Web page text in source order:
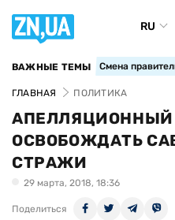
RU
ВАЖНЫЕ ТЕМЫ Смена
ГЛАВНАЯ ПОЛИТИКА
АПЕЛЛЯЦИОННЫЙ
ОСВОБОЖДАТЬ
СТРАЖИ
29 марта, 2018, 18:36
Поделиться